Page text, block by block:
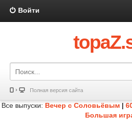
Войти
Полная версия сайта
Все выпуски: Вечер с Соловьёвым |
Большая